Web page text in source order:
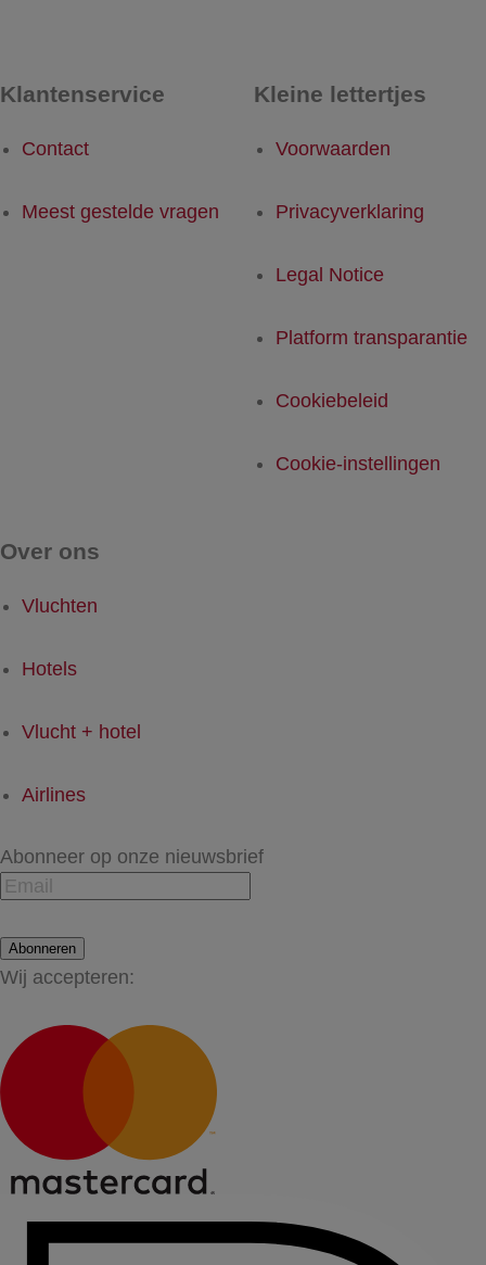
Klantenservice
Contact
Meest gestelde vragen
Kleine lettertjes
Voorwaarden
Privacyverklaring
Legal Notice
Platform transparantie
Cookiebeleid
Cookie-instellingen
Over ons
Vluchten
Hotels
Vlucht + hotel
Airlines
Abonneer op onze nieuwsbrief
Abonneren
Wij accepteren: